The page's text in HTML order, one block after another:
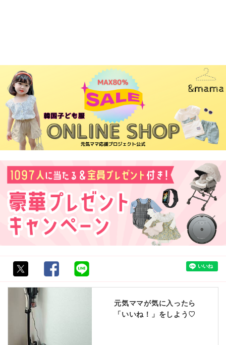
元気ママが気に入ったら
「いいね！」をしよう♡